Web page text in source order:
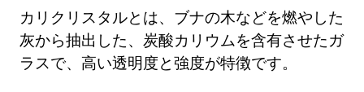
カリクリスタルとは、ブナの木などを燃やした
灰から抽出した、炭酸カリウムを含有させたガ
ラスで、高い透明度と強度が特徴です。